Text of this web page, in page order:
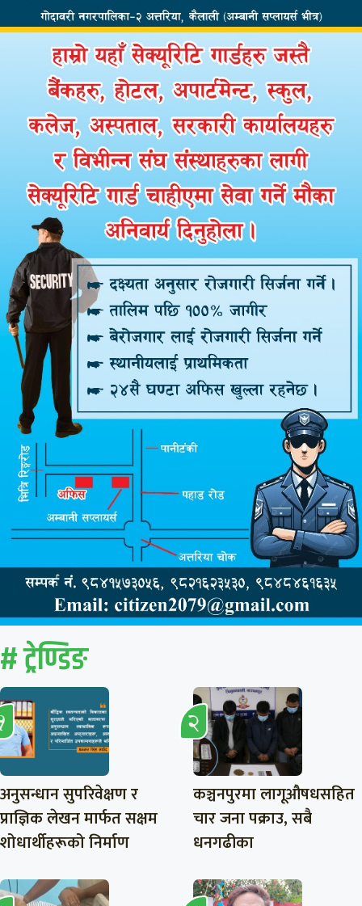
# ट्रेण्डिङ
अनुसन्धान सुपरिवेक्षण र
प्राज्ञिक लेखन मार्फत सक्षम
शोधार्थीहरूको निर्माण
कञ्चनपुरमा लागूऔषधसहित
चार जना पक्राउ, सबै
धनगढीका